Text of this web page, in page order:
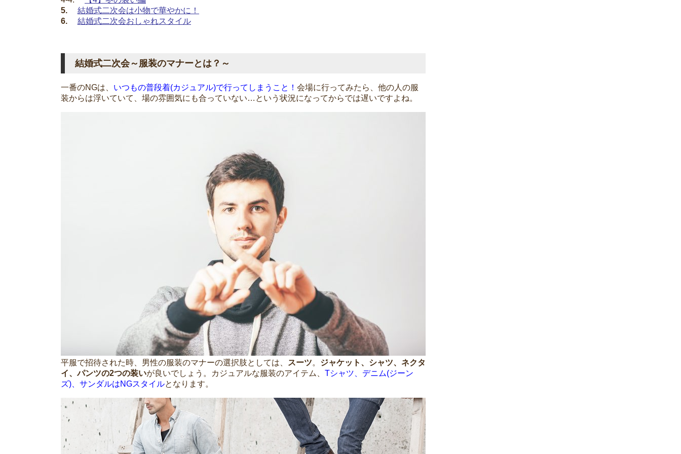
5.
結婚式二次会は小物で華やかに！
6.
結婚式二次会おしゃれスタイル
結婚式二次会～服装のマナーとは？～
一番のNGは、 いつもの普段着(カジュアル)で行ってしまうこと！ 会場に行ってみたら、他の人の服
装からは浮いていて、場の雰囲気にも合っていない…という状況になってからでは遅いですよね。
平服で招待された時、男性の服装のマナーの選択肢としては、 スーツ。 ジャケット、シャツ、ネクタ
イ、パンツの2つの装いが良いでしょう。カジュアルな服装のアイテム、 Tシャツ、デニム(ジーン
ズ)、サンダルはNGスタイルとなります。